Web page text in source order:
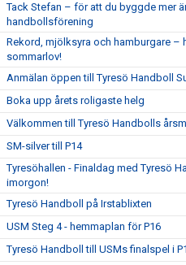
Tack Stefan – för att du byggde mer
handbollsförening
Rekord, mjölksyra och hamburgare –
sommarlov!
Anmälan öppen till Tyresö Handboll
Boka upp årets roligaste helg
Välkommen till Tyresö Handbolls
SM-silver till P14
Tyresöhallen - Finaldag med Tyresö
imorgon!
Tyresö Handboll på Irstablixten
USM Steg 4 - hemmaplan för P16
Tyresö Handboll till USMs finalspel i